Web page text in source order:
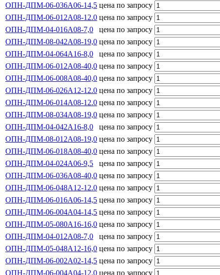
ОПН-ДПМ-06-036А06-14,5 цена по запросу
ОПН-ДПМ-06-012А08-12.0 цена по запросу
ОПН-ДПМ-04-016А08-7,0 цена по запросу
ОПН-ДПМ-08-042А08-19,0 цена по запросу
ОПН-ДПМ-04-064А16-8,0 цена по запросу
ОПН-ДПМ-06-012А08-40,0 цена по запросу
ОПН-ДПМ-06-008А08-40,0 цена по запросу
ОПН-ДПМ-06-026А12-12.0 цена по запросу
ОПН-ДПМ-06-014А08-12.0 цена по запросу
ОПН-ДПМ-08-034А08-19,0 цена по запросу
ОПН-ДПМ-04-042А16-8,0 цена по запросу
ОПН-ДПМ-08-012А08-19,0 цена по запросу
ОПН-ДПМ-06-018А08-40,0 цена по запросу
ОПН-ДПМ-04-024А06-9,5 цена по запросу
ОПН-ДПМ-06-036А08-40,0 цена по запросу
ОПН-ДПМ-06-048А12-12.0 цена по запросу
ОПН-ДПМ-06-016А06-14,5 цена по запросу
ОПН-ДПМ-06-004А04-14,5 цена по запросу
ОПН-ДПМ-05-080А16-16,0 цена по запросу
ОПН-ДПМ-04-012А08-7,0 цена по запросу
ОПН-ДПМ-05-048А12-16,0 цена по запросу
ОПН-ДПМ-06-002А02-14,5 цена по запросу
ОПН-ДПМ-06-004А04-12.0 цена по запросу